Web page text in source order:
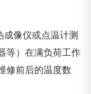
成像仪或点温计测
等）在满负荷工作
修前后的温度数